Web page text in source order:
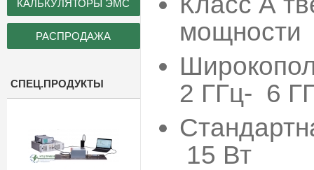
КАЛЬКУЛЯТОРЫ ЭМС
РАСПРОДАЖА
СПЕЦ.ПРОДУКТЫ
мощности
2 ГГц- 6
15 Вт